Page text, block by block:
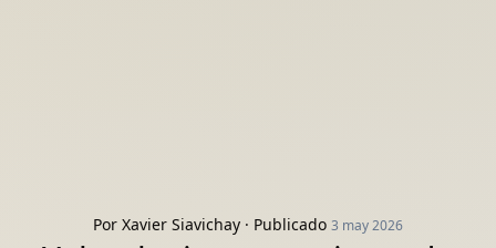
Por Xavier Siavichay · Publicado 3 may 2026